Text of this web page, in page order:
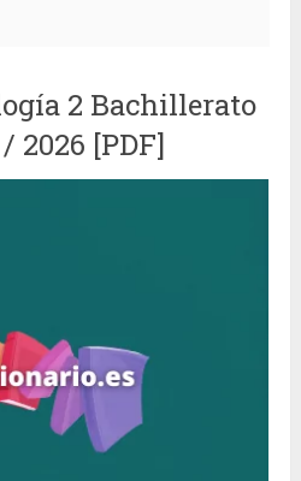
2 Bachillerato
2026 [PDF]